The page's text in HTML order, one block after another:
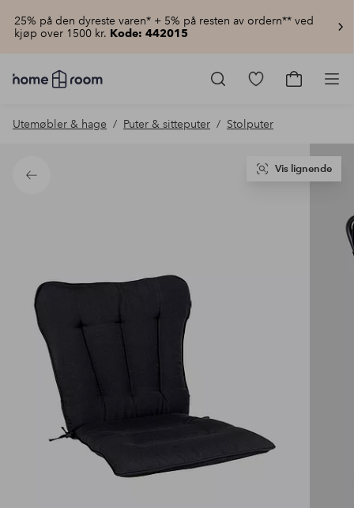
25% på den dyreste varen* + 5% på resten av ordern** ved
kjøp over 1500 kr. Kode: 442015
Homeroom
–
hjemmet
pris
Gå
produkter
Gå
Utemøbler & hage Puter & sitteputer Stolputer
Tilbake
Vis lignende